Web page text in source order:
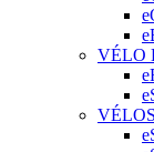
VÉLO